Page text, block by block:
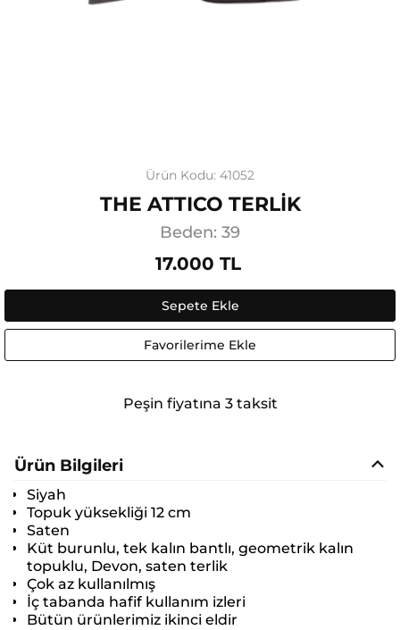
Ürün Kodu: 41052
THE ATTICO TERLİK
Beden: 39
17.000 TL
Sepete Ekle
Favorilerime Ekle
Peşin fiyatına 3 taksit
Ürün Bilgileri
Siyah
Topuk yüksekliği 12 cm
Saten
Küt burunlu, tek kalın bantlı, geometrik kalın
topuklu, Devon, saten terlik
Çok az kullanılmış
İç tabanda hafif kullanım izleri
Bütün ürünlerimiz ikinci eldir